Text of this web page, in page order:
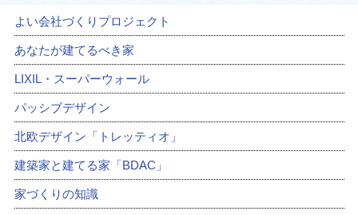
よい会社づくりプロジェクト
あなたが建てるべき家
LIXIL・スーパーウォール
パッシブデザイン
北欧デザイン「トレッティオ」
建築家と建てる家「BDAC」
家づくりの知識